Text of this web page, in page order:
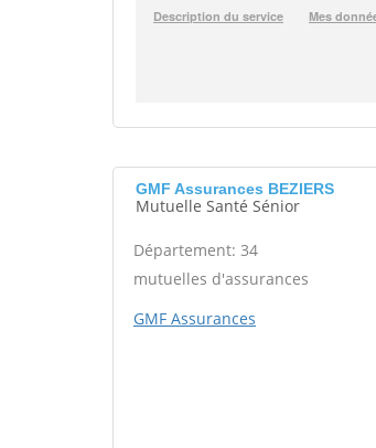
GMF Assurances BEZIERS
Mutuelle Santé Sénior
Département: 34
mutuelles d'assurances
GMF Assurances